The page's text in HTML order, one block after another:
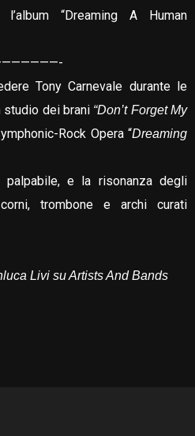
“Dreaming A Human
Tony Carnevale durante le
dei brani “Don’t Forget My
Rock Opera “Dreaming
palpabile, e la risonanza degli
trombone e archi curati
Livi su Artists And Bands